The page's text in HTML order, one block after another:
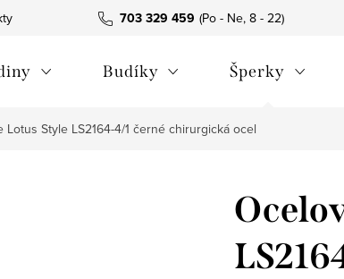
703 329 459
Budíky Šperky
Style LS2164-4/1 černéchirurgická ocel